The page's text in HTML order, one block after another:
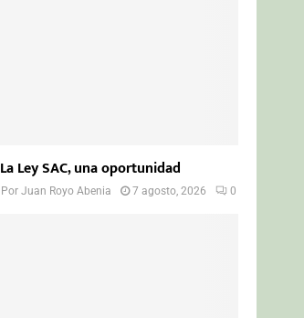
La Ley SAC, una oportunidad
PorJuan Royo Abenia 7 agosto, 2026 0